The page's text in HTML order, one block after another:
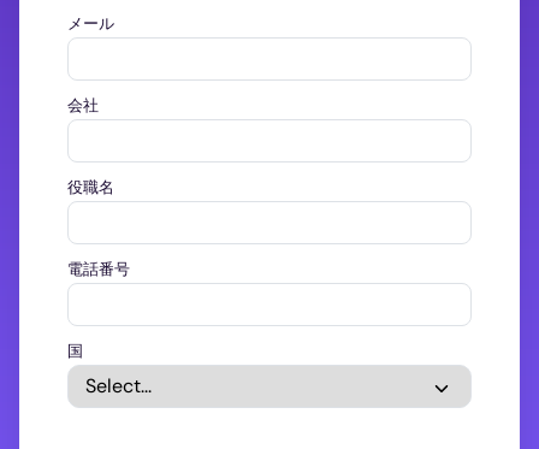
メール
会社
役職名
電話番号
国